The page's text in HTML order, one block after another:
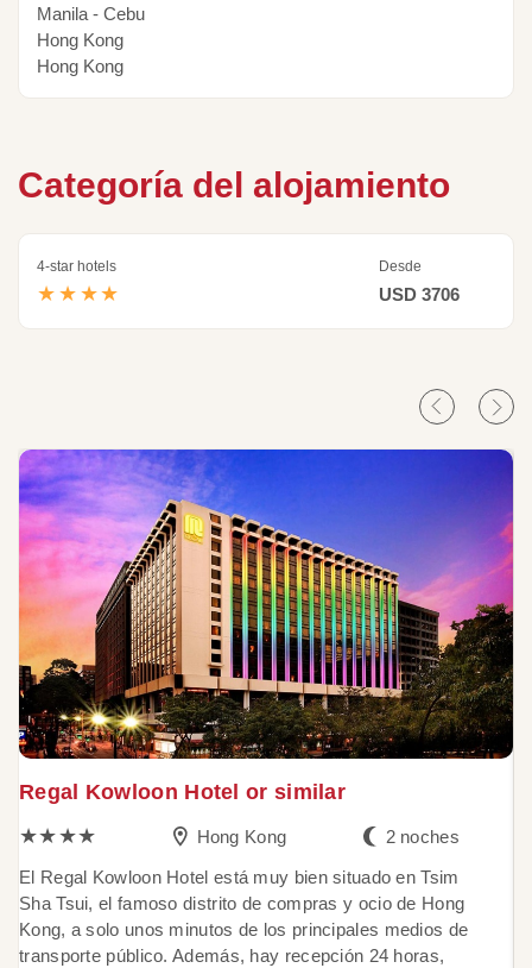
Manila - Cebu
Hong Kong
Hong Kong
Categoría del alojamiento
4-star hotels
★★★★
Desde
USD 3706
Regal Kowloon Hotel or similar
★★★★
Hong Kong 2 noches
El Regal Kowloon Hotel está muy bien situado en Tsim
Sha Tsui, el famoso distrito de compras y ocio de Hong
Kong, a solo unos minutos de los principales medios de
transporte público. Además, hay recepción 24 horas,